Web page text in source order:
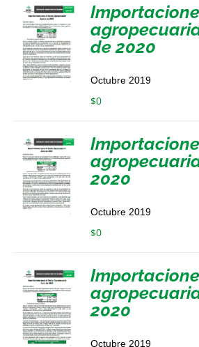
de 2020
Octubre 2019
$0
2020
Octubre 2019
$0
2020
Octubre 2019